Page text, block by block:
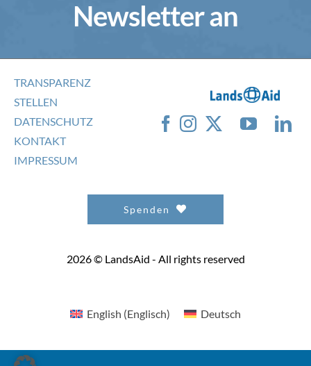
Newsletter an
TRANSPARENZ
STELLEN
DATENSCHUTZ
KONTAKT
IMPRESSUM
Spenden
2026 © LandsAid - All rights reserved
English (Englisch) Deutsch